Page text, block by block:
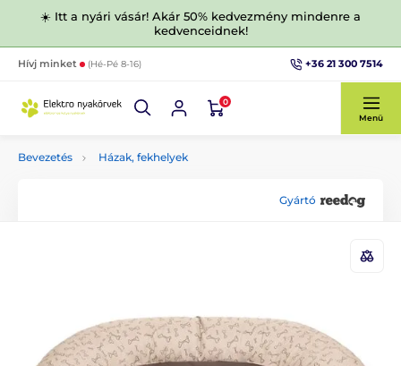
☀️ Itt a nyári vásár! Akár 50% kedvezmény mindenre a
kedvenceidnek!
Hívj minket (Hé-Pé 8-16) +36 21 300 7514
0
Menü
Bevezetés Házak, fekhelyek
Gyártó